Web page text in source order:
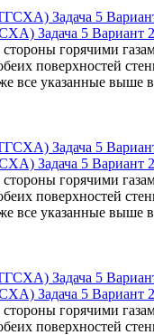
Задача 5 Вариант
горячими
поверхностей
все указанные
Задача 5 Вариант
горячими
поверхностей
все указанные
Задача 5 Вариант
горячими
поверхностей